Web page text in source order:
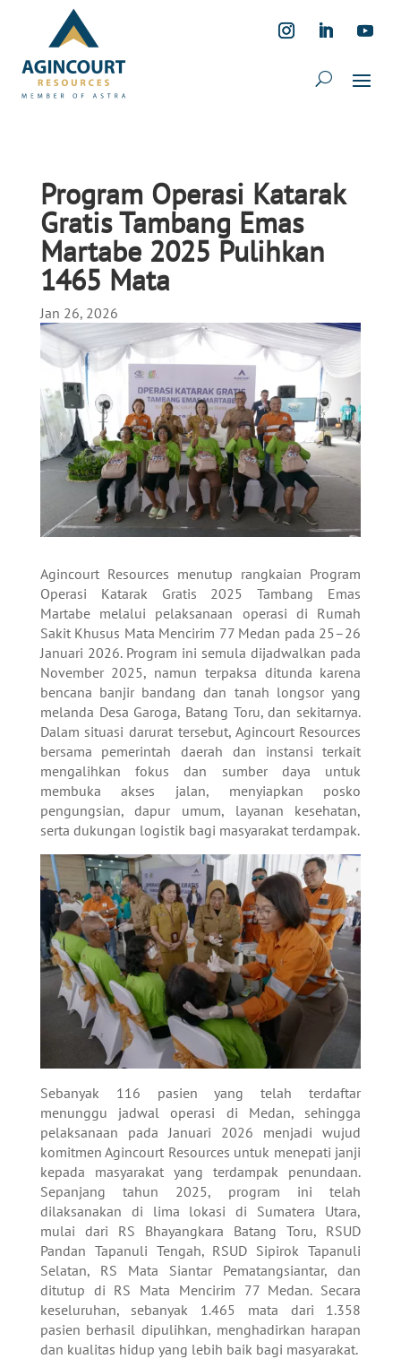
Program Operasi Katarak
Gratis Tambang Emas
Martabe 2025 Pulihkan
1465 Mata
Jan 26, 2026
Agincourt Resources menutup rangkaian Program
Operasi Katarak Gratis 2025 Tambang Emas
Martabe melalui pelaksanaan operasi di Rumah
Sakit Khusus Mata Mencirim 77 Medan pada 25–26
Januari 2026. Program ini semula dijadwalkan pada
November 2025, namun terpaksa ditunda karena
bencana banjir bandang dan tanah longsor yang
melanda Desa Garoga, Batang Toru, dan sekitarnya.
Dalam situasi darurat tersebut, Agincourt Resources
bersama pemerintah daerah dan instansi terkait
mengalihkan fokus dan sumber daya untuk
membuka akses jalan, menyiapkan posko
pengungsian, dapur umum, layanan kesehatan,
serta dukungan logistik bagi masyarakat terdampak.
Sebanyak 116 pasien yang telah terdaftar
menunggu jadwal operasi di Medan, sehingga
pelaksanaan pada Januari 2026 menjadi wujud
komitmen Agincourt Resources untuk menepati janji
kepada masyarakat yang terdampak penundaan.
Sepanjang tahun 2025, program ini telah
dilaksanakan di lima lokasi di Sumatera Utara,
mulai dari RS Bhayangkara Batang Toru, RSUD
Pandan Tapanuli Tengah, RSUD Sipirok Tapanuli
Selatan, RS Mata Siantar Pematangsiantar, dan
ditutup di RS Mata Mencirim 77 Medan. Secara
keseluruhan, sebanyak 1.465 mata dari 1.358
pasien berhasil dipulihkan, menghadirkan harapan
dan kualitas hidup yang lebih baik bagi masyarakat.